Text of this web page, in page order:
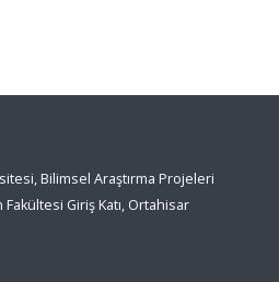
Bilimsel Araştırma Projeleri
Giriş Katı, Ortahisar